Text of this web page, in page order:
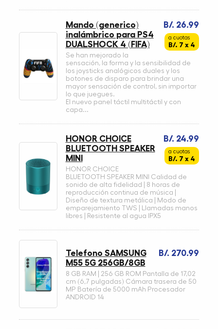
B/. 26.99
a cuotas
B/. 7 x 4
Mando (generico)
inalámbrico para PS4
DUALSHOCK 4 (FIFA)
Se han mejorado la
sensación, la forma y la sensibilidad de
los joysticks analógicos duales y los
botones de disparo para brindar una
mayor sensación de control, sin importar
lo que juegues.
El nuevo panel táctil multitáctil y con
capa...
B/. 24.99
a cuotas
B/. 7 x 4
HONOR CHOICE
BLUETOOTH SPEAKER
MINI
HONOR CHOICE
BLUETOOTH SPEAKER MINI Calidad de
sonido de alta fidelidad | 8 horas de
reproducción continua de música |
Diseño de textura metálica | Modo de
emparejamiento TWS | Llamadas manos
libres | Resistente al agua IPX5
B/. 270.99
Telefono SAMSUNG
M55 5G 256GB/8GB
8 GB RAM | 256 GB ROM Pantalla de 17,02
cm (6,7 pulgadas) Cámara trasera de 50
MP Batería de 5000 mAh Procesador
ANDROID 14